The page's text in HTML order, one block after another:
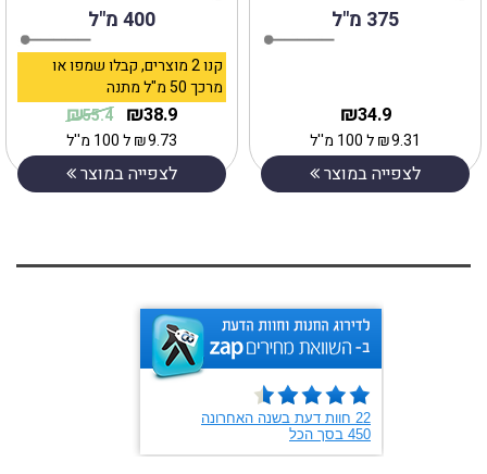
400 מ"ל
קנו 2 מוצרים, קבלו שמפו או
מרכך 50 מ"ל מתנה
38.9
₪
55.4
₪
9.73
₪ל 100 מ''ל
לצפייה במוצר
375 מ"ל
34.9
₪
9.31
₪ל 100 מ''ל
לצפייה במוצר